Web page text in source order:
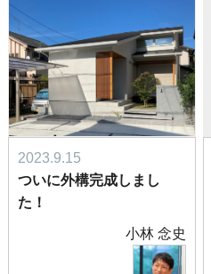
2023.9.15
ついに外構完成しまし
た！
小林 念史